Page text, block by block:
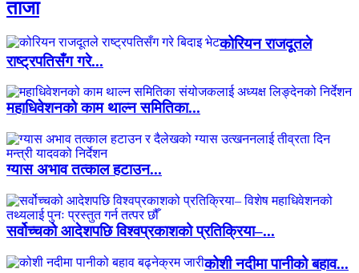
ताजा
कोरियन राजदूतले
राष्ट्रपतिसँग गरे...
महाधिवेशनको काम थाल्न समितिका...
ग्यास अभाव तत्काल हटाउन...
सर्वोच्चको आदेशपछि विश्वप्रकाशको प्रतिक्रिया–...
कोशी नदीमा पानीको बहाव...